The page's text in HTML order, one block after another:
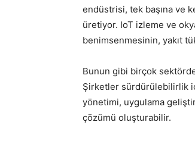
endüstrisi, tek başına ve
üretiyor. IoT izleme ve
benimsenmesinin, yakıt
Bunun gibi birçok
Şirketler sürdürülebilirlik
yönetimi, uygulama
çözümü oluşturabilir.